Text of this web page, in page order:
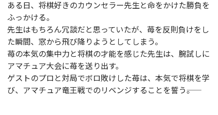
ある日、将棋好きのカウンセラー先生と命をかけた勝負を
ふっかける。
先生はもちろん冗談だと思っていたが、苺を反則負けをし
た瞬間、窓から飛び降りようとしてしまう。
苺の本気の集中力と将棋の才能を感じた先生は、腕試しに
アマチュア大会に苺を送り出す。
ゲストのプロと対局でボロ敗けした苺は、本気で将棋を学
び、アマチュア竜王戦でのリベンジすることを誓う――。